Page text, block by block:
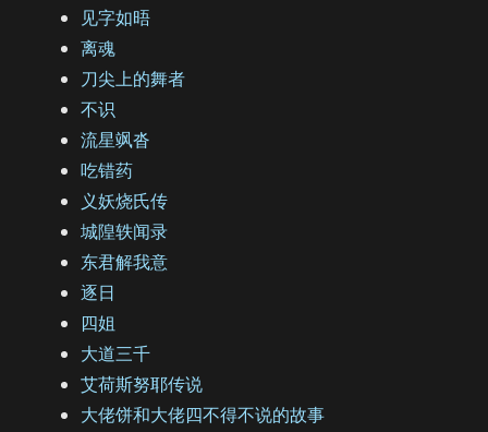
见字如晤
离魂
刀尖上的舞者
不识
流星飒沓
吃错药
义妖烧氏传
城隍轶闻录
东君解我意
逐日
四姐
大道三千
艾荷斯努耶传说
大佬饼和大佬四不得不说的故事